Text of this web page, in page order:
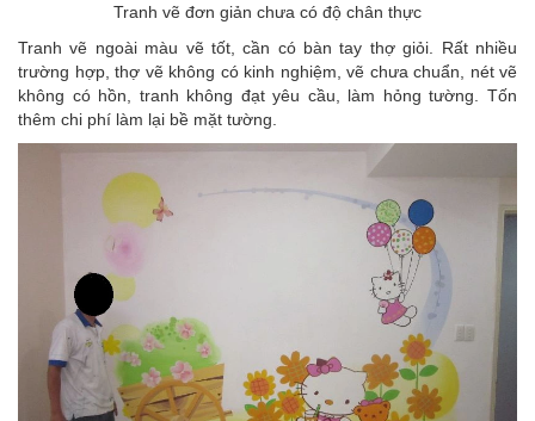
Tranh vẽ đơn giản chưa có độ chân thực
Tranh vẽ ngoài màu vẽ tốt, cần có bàn tay thợ giỏi. Rất nhiều
trường hợp, thợ vẽ không có kinh nghiệm, vẽ chưa chuẩn, nét vẽ
không có hồn, tranh không đạt yêu cầu, làm hỏng tường. Tốn
thêm chi phí làm lại bề mặt tường.